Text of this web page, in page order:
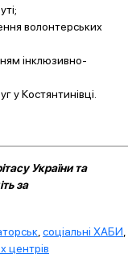
волонтерських
інклюзивно-
у Костянтинівці.
України та
за
соціальні ХАБИ
центрів